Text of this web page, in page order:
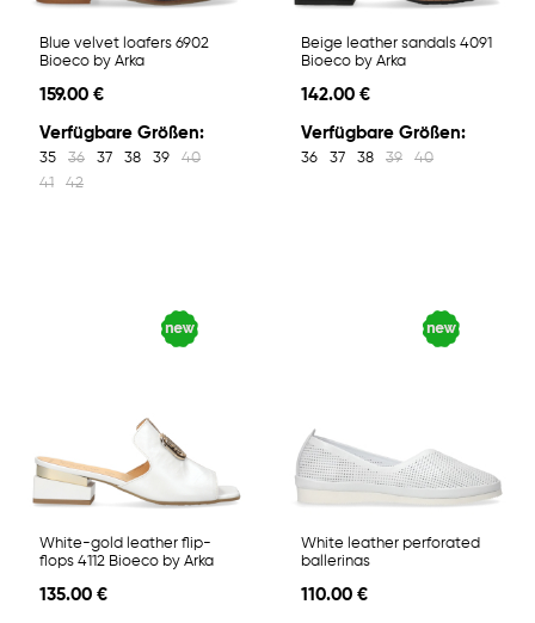
Blue velvet loafers 6902
Bioeco by Arka
159.00 €
Verfügbare Größen:
35 36 37 38 39
40
41
42
Beige leather sandals 4091
Bioeco by Arka
142.00 €
Verfügbare Größen:
36 37 38 39 40
White-gold leather flip-
flops 4112 Bioeco by Arka
135.00 €
White leather perforated
ballerinas
110.00 €